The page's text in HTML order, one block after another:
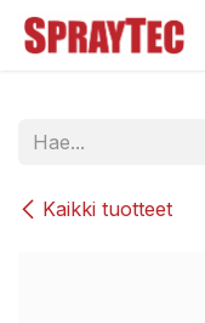
Siirry sisältöön
Kaikki tuotteet